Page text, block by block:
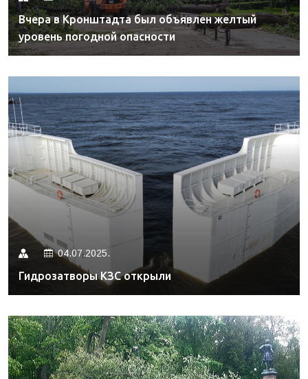
Вчера в Кронштадта был объявлен желтый
уровень погодной опасности
04.07.2025.
Гидрозатворы КЗС открыли